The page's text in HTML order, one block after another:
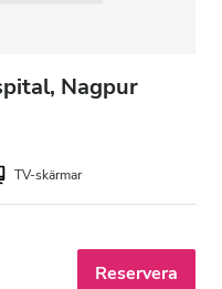
Nagpur
TV-skärmar
Reservera